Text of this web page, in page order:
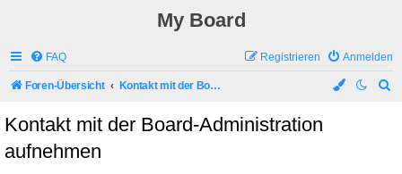
My Board
FAQ Anmelden
Registrieren
Foren-Übersicht Kontakt mit der Board-Administration aufnehmen
Kontakt mit der Board-Administration
aufnehmen